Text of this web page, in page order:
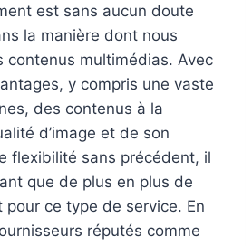
est sans aucun doute
la manière dont nous
contenus multimédias. Avec
y compris une vaste
des contenus à la
d’image et de son
flexibilité sans précédent, il
que de plus en plus de
pour ce type de service. En
réputés comme